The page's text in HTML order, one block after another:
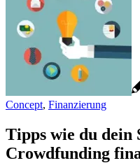
Concept, Finanzierung
Tipps wie du dein
Crowdfunding